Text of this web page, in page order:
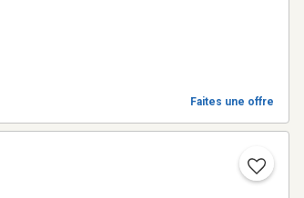
Faites une offre